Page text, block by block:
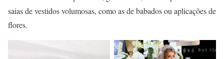
saias de vestidos volumosas, como as de babados ou aplicações de
flores.